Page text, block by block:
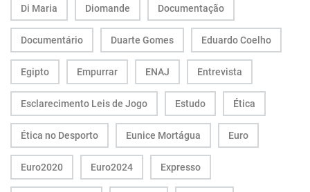
Di Maria Diomande Documentação
Documentário Duarte Gomes Eduardo Coelho
Egipto Empurrar ENAJ Entrevista
Esclarecimento Leis de Jogo Estudo Ética
Ética no Desporto Eunice Mortágua Euro
Euro2020 Euro2024 Expresso